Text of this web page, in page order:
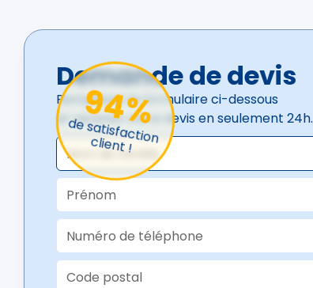
94%
de satisfaction
client !
Demande de devis
Remplissez le formulaire ci-dessous
et recevez votre devis en seulement 24h.